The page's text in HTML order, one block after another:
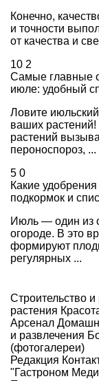
Конечно,
и точности
от качества и
10 2
Самые главные
июле: удобный
Ловите
ваших
растений
пероноспороз, ...
5 0
Какие
подкормок и
Июль — один из
огороде. В это
формируют
регулярных ...
Строительство
растения
Арсенал
и развлечения
(фотогалереи)
Редакция
"Гастроном